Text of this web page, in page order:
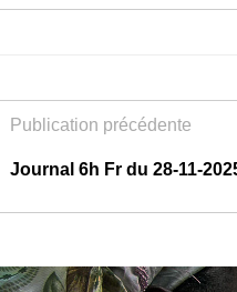
Publication précédente
Journal 6h Fr du 28-11-